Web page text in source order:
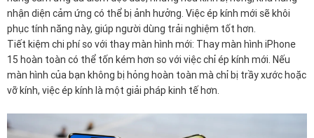
nhận diện cảm ứng có thể bị ảnh hưởng. Việc ép kính mới sẽ khôi
phục tính năng này, giúp người dùng trải nghiệm tốt hơn.
Tiết kiệm chi phí so với thay màn hình mới: Thay màn hình iPhone
15 hoàn toàn có thể tốn kém hơn so với việc chỉ ép kính mới. Nếu
màn hình của bạn không bị hỏng hoàn toàn mà chỉ bị trầy xước hoặc
vỡ kính, việc ép kính là một giải pháp kinh tế hơn.